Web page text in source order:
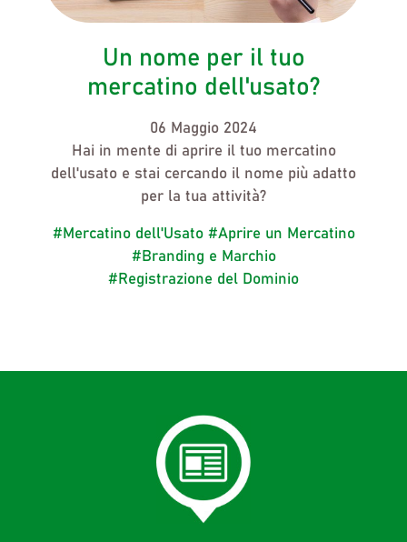
Un nome per il tuo
mercatino dell'usato?
06 Maggio 2024
Hai in mente di aprire il tuo mercatino
dell'usato e stai cercando il nome più adatto
per la tua attività?
#Mercatino dell'Usato #Aprire un Mercatino
#Branding e Marchio
#Registrazione del Dominio